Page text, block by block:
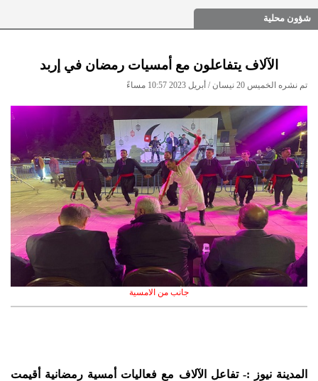
شؤون محلية
الآلاف يتفاعلون مع أمسيات رمضان في إربد
تم نشره الخميس 20 نيسان / أبريل 2023 10:57 مساءً
جانب من الامسية
المدينة نيوز :- تفاعل الآلاف مع فعاليات أمسية رمضانية أقيمت